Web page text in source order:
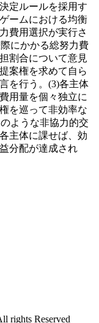
定ルールを採用す
ームにおける均衡
費用選択が実行さ
にかかる総努力費
割合について意見
案権を求めて自ら
を行う。(3)各主体
用量を個々独立に
を巡って非効率な
ような非協力的交
主体に課せば、効
分配が達成され
rights Reserved